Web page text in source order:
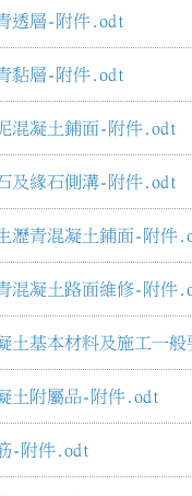
透層-附件.odt
黏層-附件.odt
混凝土鋪面-附件.odt
及緣石側溝-附件.odt
瀝青混凝土鋪面-附件
混凝土路面維修-附件
土基本材料及施工一
土附屬品-附件.odt
-附件.odt